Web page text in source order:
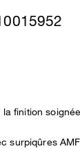
finition soignée
surpiqûres AMF